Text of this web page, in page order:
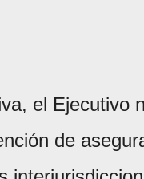
el Ejecutivo
de